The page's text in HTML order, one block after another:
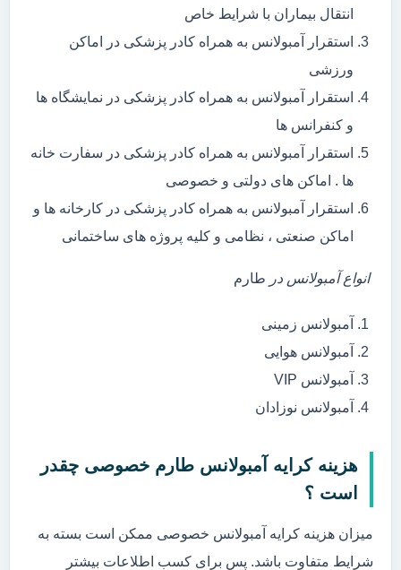
انتقال بیماران با شرایط خاص
استقرار آمبولانس به همراه کادر پزشکی در اماکن
ورزشی
استقرار آمبولانس به همراه کادر پزشکی در نمایشگاه ها
و کنفرانس ها
استقرار آمبولانس به همراه کادر پزشکی در سفارت خانه
ها . اماکن های دولتی و خصوصی
استقرار آمبولانس به همراه کادر پزشکی در کارخانه ها و
اماکن صنعتی ، نظامی و کلیه پروژه های ساختمانی
انواع آمبولانس در طارم
آمبولانس زمینی
آمبولانس هوایی
آمبولانس VIP
آمبولانس نوزادان
هزینه کرایه آمبولانس طارم خصوصی چقدر
است ؟
میزان هزینه کرایه آمبولانس خصوصی ممکن است بسته به
شرایط متفاوت باشد. پس برای کسب اطلاعات بیشتر